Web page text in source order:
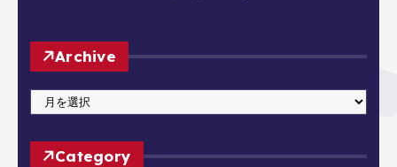
Archive
c
Category